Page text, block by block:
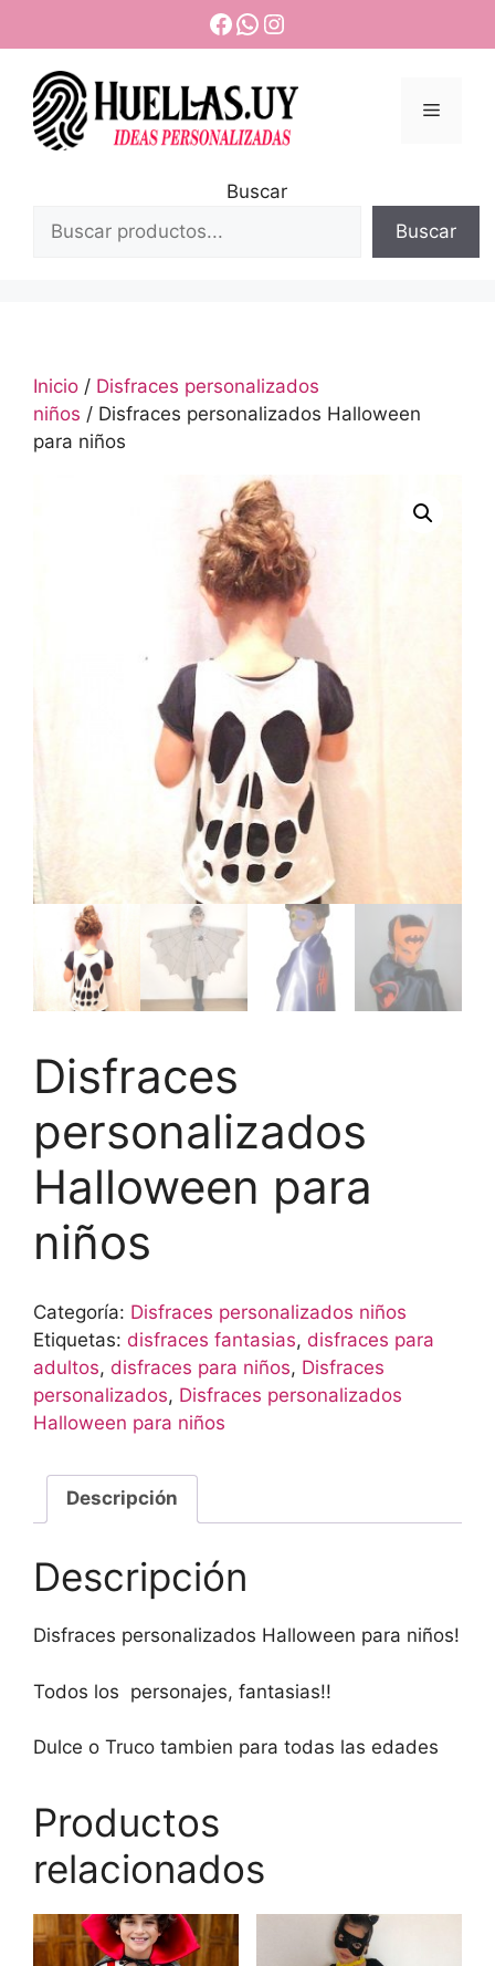
contenido
Facebook
WhatsApp
Instagram
Menú
Buscar
Buscar
Inicio / Disfraces personalizados
niños / Disfraces personalizados Halloween
para niños
Disfraces
personalizados
Halloween para
niños
Categoría: Disfraces personalizados niños
Etiquetas: disfraces fantasias, disfraces para
adultos, disfraces para niños, Disfraces
personalizados, Disfraces personalizados
Halloween para niños
Descripción
Descripción
Disfraces personalizados Halloween para niños!
Todos los personajes, fantasias!!
Dulce o Truco tambien para todas las edades
Productos
relacionados